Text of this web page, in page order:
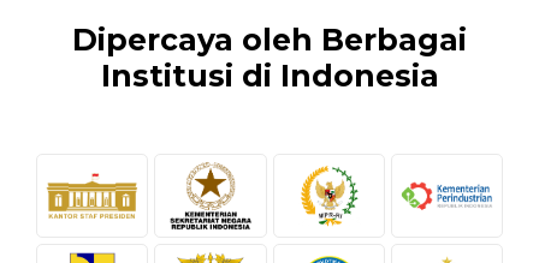
Dipercaya oleh Berbagai
Institusi di Indonesia